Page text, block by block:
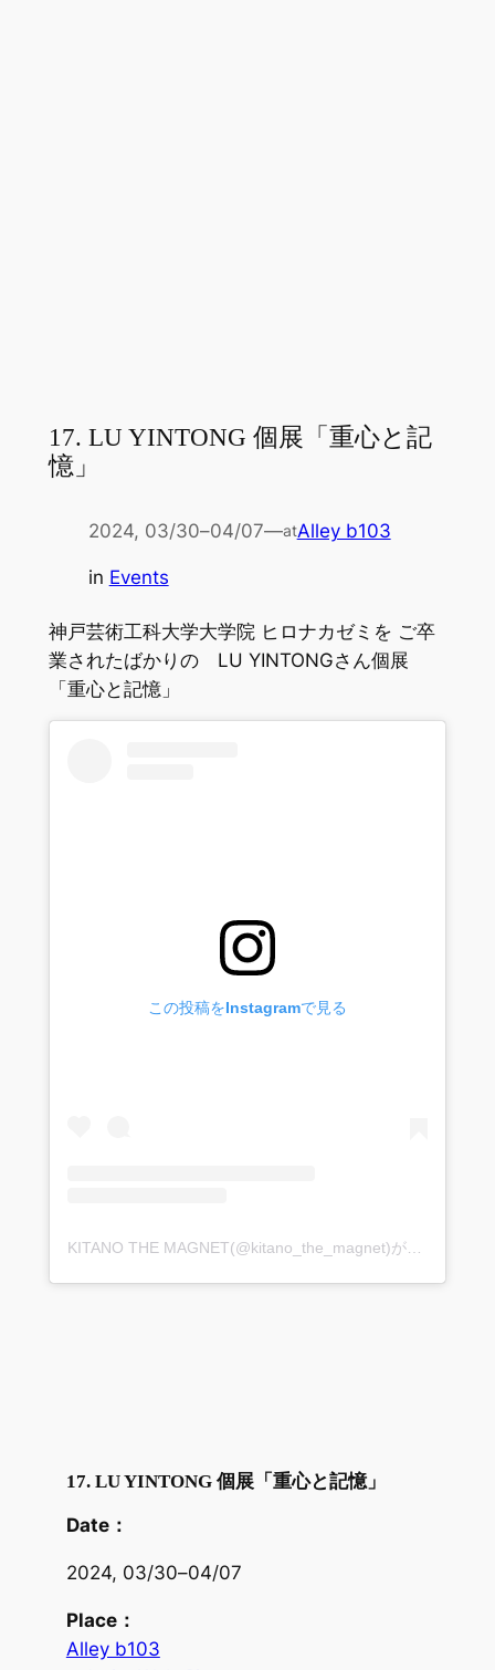
17. LU YINTONG 個展「重心と記
憶」
2024, 03/30–04/07—atAlley b103
in Events
神戸芸術工科大学大学院 ヒロナカゼミを ご卒
業されたばかりの LU YINTONGさん個展
「重心と記憶」
この投稿をInstagramで見る
KITANO THE MAGNET(@kitano_the_magnet)がシェアした投稿
17. LU YINTONG 個展「重心と記憶」
Date：
2024, 03/30–04/07
Place：
Alley b103